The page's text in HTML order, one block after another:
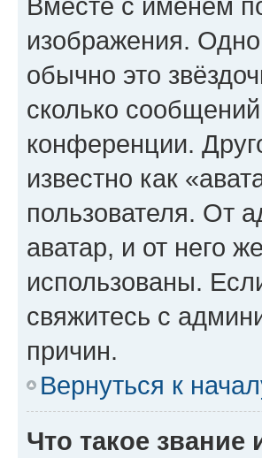
изображения.
обычно это
сколько
конференции.
известно как
пользователя. От
аватар, и от него
использованы.
свяжитесь с
причин.
Вернуться к
Что такое звание